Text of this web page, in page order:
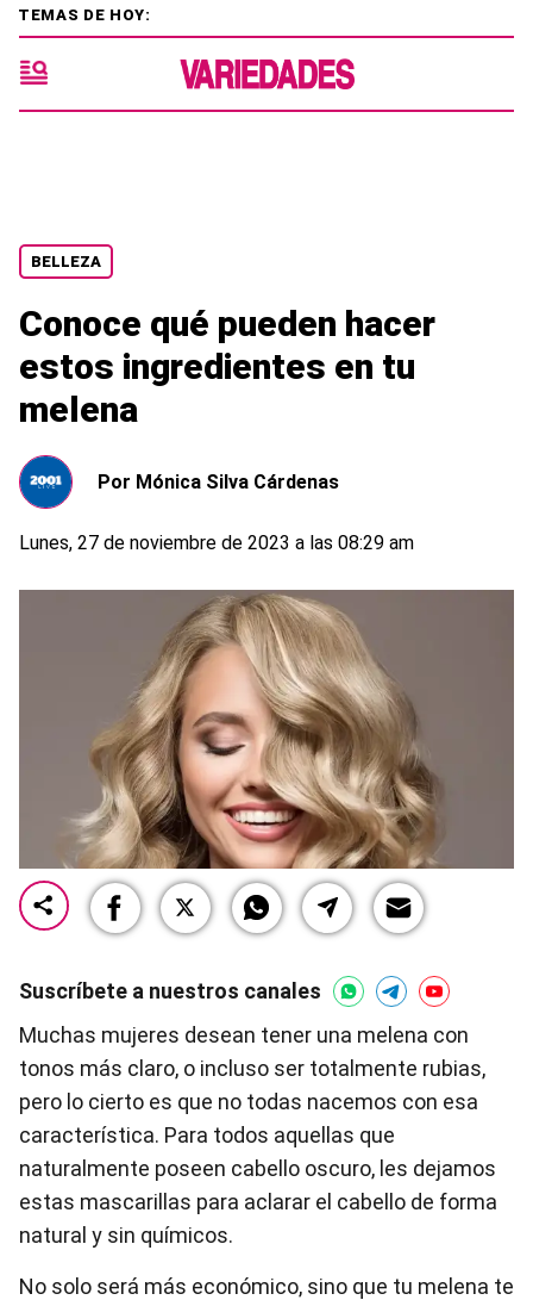
BELLEZA
Conoce qué pueden hacer
estos ingredientes en tu
melena
Por Mónica Silva Cárdenas
Lunes, 27 de noviembre de 2023 a las 08:29 am
Suscríbete a nuestros canales
Muchas mujeres desean tener una melena con
tonos más claro, o incluso ser totalmente rubias,
pero lo cierto es que no todas nacemos con esa
característica. Para todos aquellas que
naturalmente poseen cabello oscuro, les dejamos
estas mascarillas para aclarar el cabello de forma
natural y sin químicos.
No solo será más económico, sino que tu melena te
TEMAS DE HOY: